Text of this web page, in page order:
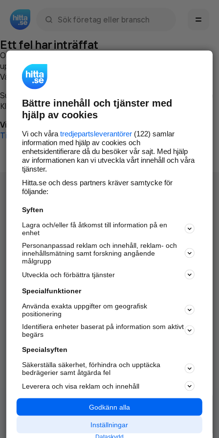
Ett fel har inträffat
Om du vill kan du
uppstod så att vi lättare och snabbare kan avhjälpa det.
Vänligen försök med följande:
Surfa till
Klicka påTillbaka-knappen i webbläsaren och försök igen
Vi beklagar besväret!
Till startsidan
Hitta.se - Gratis nummerupplysning.
Sök företag, personer och platser.
Hitta telefonnummer, adresser, företagsinfo mm.
Marknadsför företaget
Kom igång och annonsera mot
samarbetspartners nära dig.
Alla kategorier
Populära sökningar
API & Kartor
Annonsera
Integritet
Nödnummer
Bättre innehåll och tjänster med
hjälp av cookies
Vi och våra tredjepartsleverantörer(122) samlar
information med hjälp av cookies och
enhetsidentifierare då du besöker vår sajt. Med hjälp
av informationen kan vi utveckla vårt innehåll och våra
tjänster.
Hitta.se och dess partners kräver samtycke för
följande:
Syften
Lagra och/eller få åtkomst till information på en
enhet
Personanpassad reklam och innehåll, reklam- och
innehållsmätning samt forskning angående
målgrupp
Utveckla och förbättra tjänster
Specialfunktioner
Använda exakta uppgifter om geografisk
positionering
Identifiera enheter baserat på information som aktivt
begärs
Specialsyften
Säkerställa säkerhet, förhindra och upptäcka
bedrägerier samt åtgärda fel
Leverera och visa reklam och innehåll
Godkänn alla
Inställningar
Dataskydd